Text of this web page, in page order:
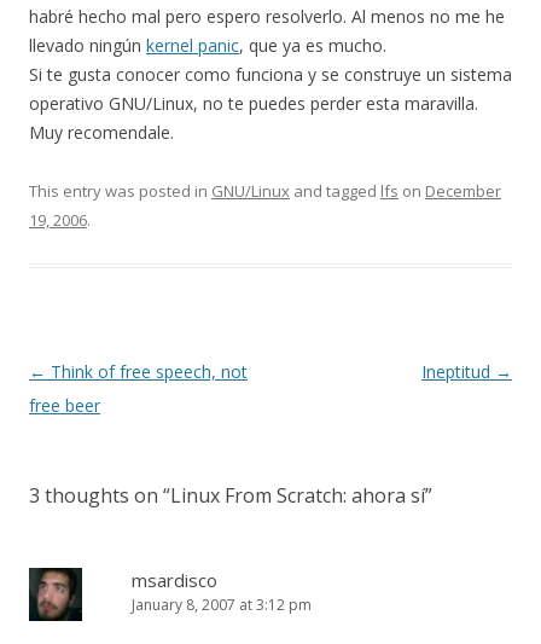
habré hecho mal pero espero resolverlo. Al menos no me he
llevado ningún kernel panic, que ya es mucho.
Si te gusta conocer como funciona y se construye un sistema
operativo GNU/Linux, no te puedes perder esta maravilla.
Muy recomendale.
This entry was posted in GNU/Linux and tagged lfs on December
19, 2006.
Post navigation
← Think of free speech, not
free beer
Ineptitud →
3 thoughts on “Linux From Scratch: ahora sí”
msardisco
January 8, 2007 at 3:12 pm